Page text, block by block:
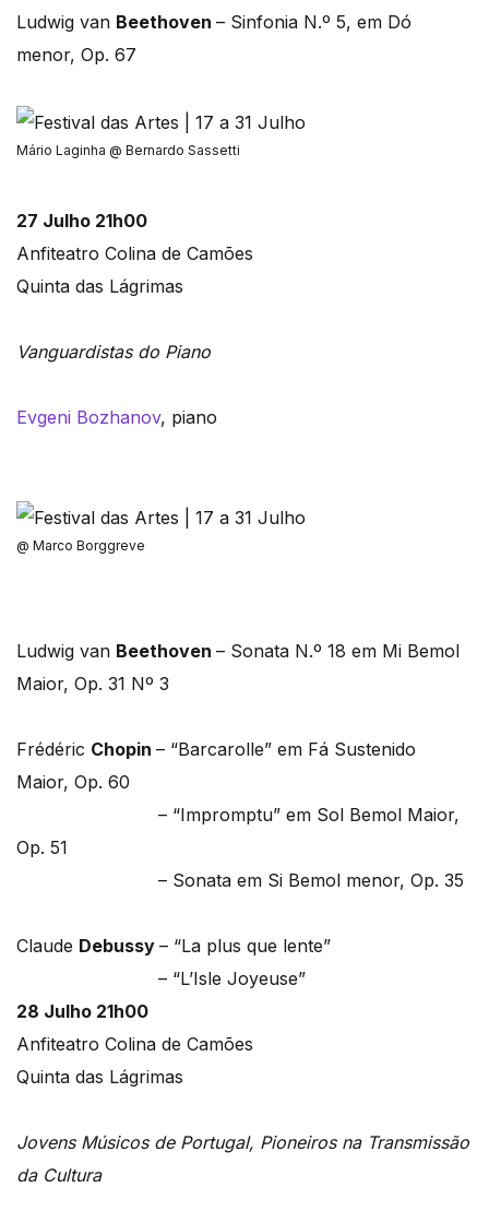
Ludwig van Beethoven – Sinfonia N.º 5, em Dó
menor, Op. 67
Mário Laginha @ Bernardo Sassetti
27 Julho 21h00
Anfiteatro Colina de Camões
Quinta das Lágrimas
Vanguardistas do Piano
Evgeni Bozhanov, piano
@ Marco Borggreve
Ludwig van Beethoven – Sonata N.º 18 em Mi Bemol
Maior, Op. 31 Nº 3
Frédéric Chopin – “Barcarolle” em Fá Sustenido
Maior, Op. 60
– “Impromptu” em Sol Bemol Maior,
Op. 51
– Sonata em Si Bemol menor, Op. 35
Claude Debussy – “La plus que lente”
– “L’Isle Joyeuse”
28 Julho 21h00
Anfiteatro Colina de Camões
Quinta das Lágrimas
Jovens Músicos de Portugal, Pioneiros na Transmissão
da Cultura